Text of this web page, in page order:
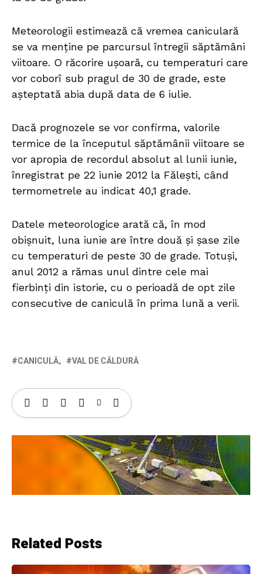
Meteorologii estimează că vremea caniculară
se va menține pe parcursul întregii săptămâni
viitoare. O răcorire ușoară, cu temperaturi care
vor coborî sub pragul de 30 de grade, este
așteptată abia după data de 6 iulie.
Dacă prognozele se vor confirma, valorile
termice de la începutul săptămânii viitoare se
vor apropia de recordul absolut al lunii iunie,
înregistrat pe 22 iunie 2012 la Fălești, când
termometrele au indicat 40,1 grade.
Datele meteorologice arată că, în mod
obișnuit, luna iunie are între două și șase zile
cu temperaturi de peste 30 de grade. Totuși,
anul 2012 a rămas unul dintre cele mai
fierbinți din istorie, cu o perioadă de opt zile
consecutive de caniculă în prima lună a verii.
CANICULĂ VAL DE CĂLDURĂ
Related Posts